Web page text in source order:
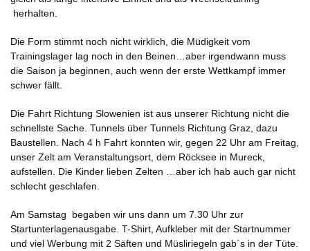
herhalten.
Die Form stimmt noch nicht wirklich, die Müdigkeit vom
Trainingslager lag noch in den Beinen…aber irgendwann muss
die Saison ja beginnen, auch wenn der erste Wettkampf immer
schwer fällt.
Die Fahrt Richtung Slowenien ist aus unserer Richtung nicht die
schnellste Sache. Tunnels über Tunnels Richtung Graz, dazu
Baustellen. Nach 4 h Fahrt konnten wir, gegen 22 Uhr am Freitag,
unser Zelt am Veranstaltungsort, dem Röcksee in Mureck,
aufstellen. Die Kinder lieben Zelten …aber ich hab auch gar nicht
schlecht geschlafen.
Am Samstag begaben wir uns dann um 7.30 Uhr zur
Startunterlagenausgabe. T-Shirt, Aufkleber mit der Startnummer
und viel Werbung mit 2 Säften und Müsliriegeln gab´s in der Tüte.